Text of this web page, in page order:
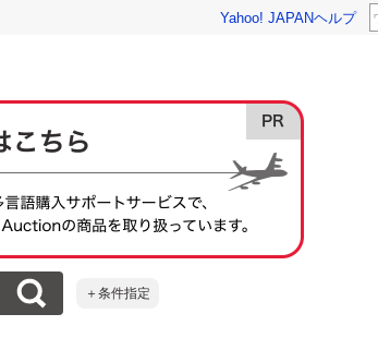
Yahoo! JAPANヘルプ
＋条件指定